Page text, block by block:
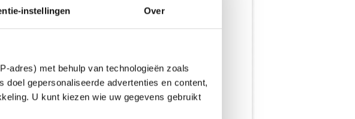
instellingen Over
adres) met behulp van technologieën zoals
gepersonaliseerde advertenties en content,
U kunt kiezen wie uw gegevens gebruikt